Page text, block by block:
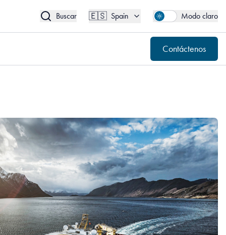
Buscar 🇪🇸 Spain Modo claro
Contáctenos
Spain Contáctenos